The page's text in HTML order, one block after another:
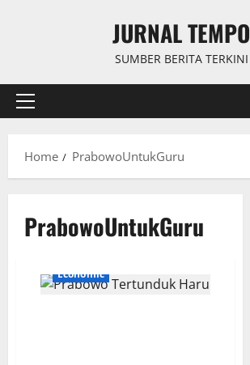
JURNAL TEMPO
SUMBER BERITA TERKINI
Primary
Home
PrabowoUntukGuru
PrabowoUntukGuru
Economic